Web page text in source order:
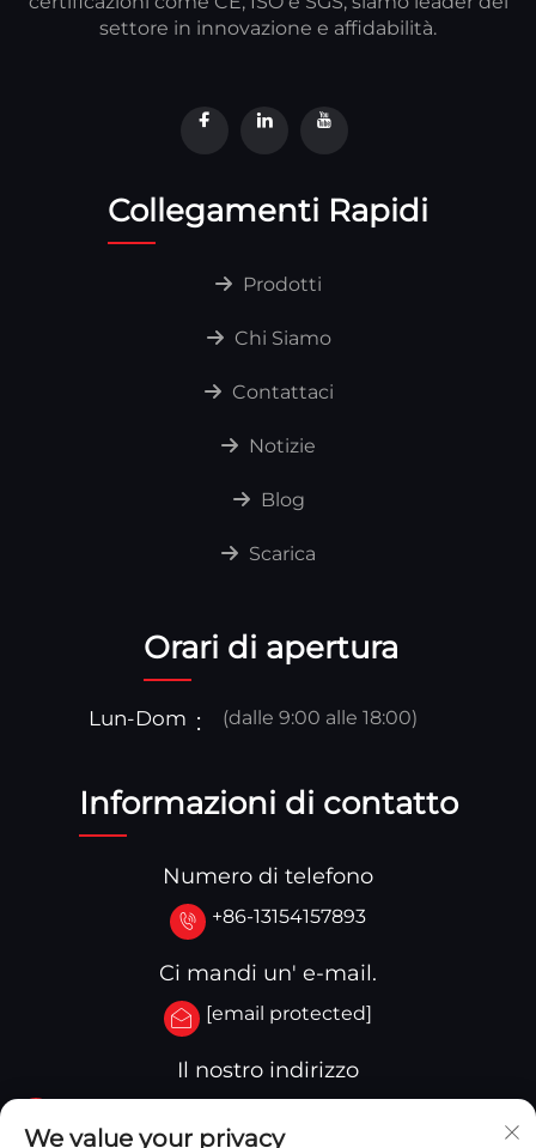
settore in innovazione e affidabilità.
Collegamenti Rapidi
Prodotti
Chi Siamo
Contattaci
Notizie
Blog
Scarica
Orari di apertura
Lun-Dom (dalle 9:00 alle 18:00)
Informazioni di contatto
Numero di telefono
+86-13154157893
Ci mandi un' e-mail.
[email protected]
Il nostro indirizzo
We value your privacy